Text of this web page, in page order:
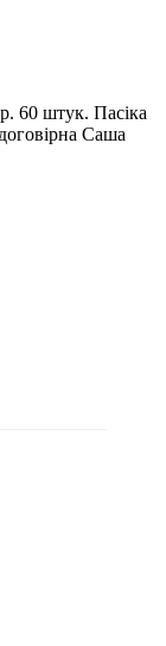
60 штук. Пасіка
Саша